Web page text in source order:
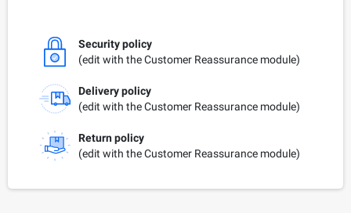
Security policy
(edit with the Customer Reassurance module)
Delivery policy
(edit with the Customer Reassurance module)
Return policy
(edit with the Customer Reassurance module)